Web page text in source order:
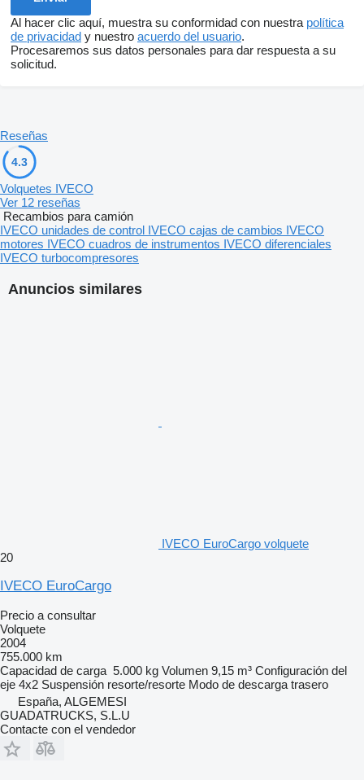
Al hacer clic aquí, muestra su conformidad con nuestra política
de privacidad y nuestro acuerdo del usuario.
Procesaremos sus datos personales para dar respuesta a su
solicitud.
Anuncios similares
IVECO EuroCargo volquete
20
IVECO EuroCargo
Precio a consultar
Volquete
2004
755.000 km
Capacidad de carga 5.000 kg Volumen 9,15 m³ Configuración del
eje 4x2 Suspensión resorte/resorte Modo de descarga trasero
España, ALGEMESI
GUADATRUCKS, S.L.U
Contacte con el vendedor
Reseñas
4.3
Volquetes IVECO
Ver 12 reseñas
Recambios para camión
IVECO unidades de control IVECO cajas de cambios IVECO
motores IVECO cuadros de instrumentos IVECO diferenciales
IVECO turbocompresores